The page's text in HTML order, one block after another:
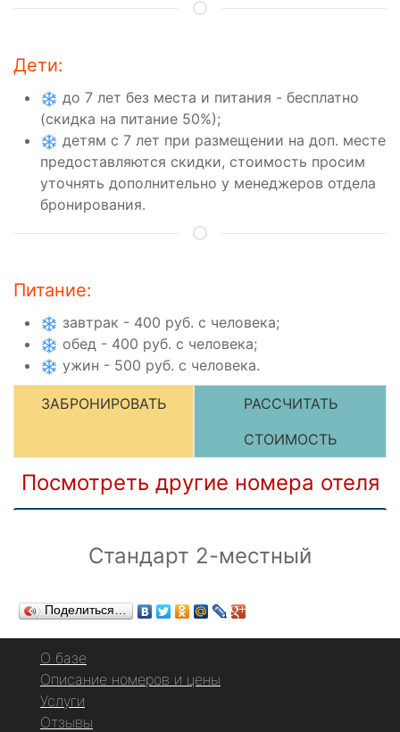
Дети:
до 7 лет без места и питания - бесплатно
(скидка на питание 50%);
детям с 7 лет при размещении на доп. месте
предоставляются скидки, стоимость просим
уточнять дополнительно у менеджеров отдела
бронирования.
Питание:
завтрак - 400 руб. с человека;
обед - 400 руб. с человека;
ужин - 500 руб. с человека.
ЗАБРОНИРОВАТЬ
РАССЧИТАТЬ
СТОИМОСТЬ
Посмотреть другие номера отеля
Стандарт 2-местный
Поделиться…
О базе
Описание номеров и цены
Услуги
Отзывы